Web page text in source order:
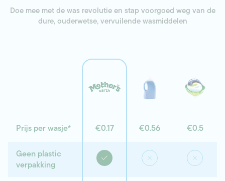
Doe mee met de was revolutie en stap voorgoed weg van de
dure, ouderwetse, vervuilende wasmiddelen
Prijs per wasje* €0.17 €0.56
€0.5
Geen plastic
verpakking